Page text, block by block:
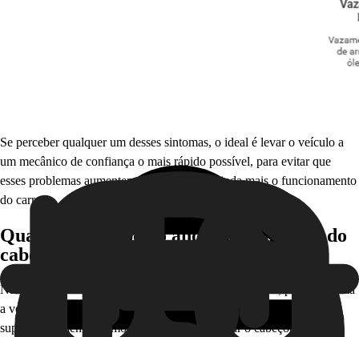
Se perceber qualquer um desses sintomas, o ideal é levar o veículo a
um mecânico de confiança o mais rápido possível, para evitar que
esses problemas aumentem e prejudiquem ainda mais o funcionamento
do carro.
Quanto tempo posso andar com a junta do
cabeçote queimada?
Não
, pois isso afeta
a vedação, que leva a vazamento do líquido de arrefecimento e
superaquecimento do motor, que pode deformar o cabeçote, travar o